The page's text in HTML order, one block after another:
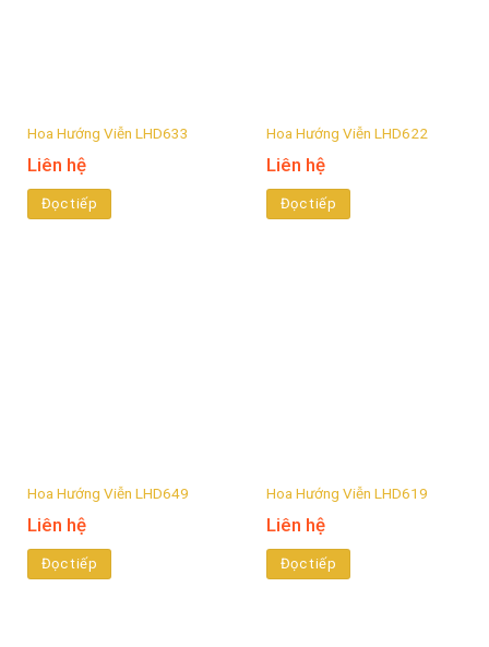
Hoa Hướng Viễn LHD633
Liên hệ
Đọc tiếp
Hoa Hướng Viễn LHD622
Liên hệ
Đọc tiếp
Hoa Hướng Viễn LHD649
Liên hệ
Đọc tiếp
Hoa Hướng Viễn LHD619
Liên hệ
Đọc tiếp